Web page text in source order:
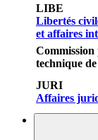
LIBE
Libertés
et affaires
technique
JURI
Affaires